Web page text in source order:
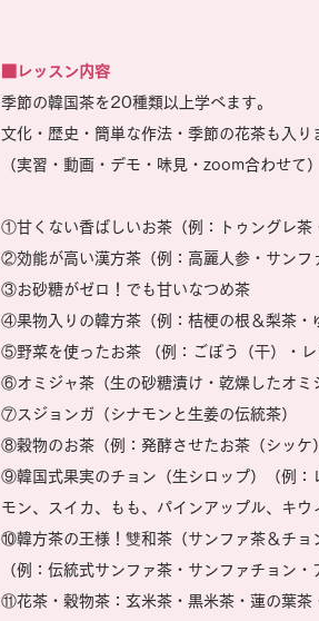
■レッスン内容
季節の韓国茶を20種類以上学べます。
文化・歴史・簡単な作法・季節の花茶も入り
（実習・動画・デモ・味見・zoom合わせて）
①甘くない香ばしいお茶（例：トゥングレ茶
②効能が高い漢方茶（例：高麗人参・サンフ
③お砂糖がゼロ！でも甘いなつめ茶
④果物入りの韓方茶（例：桔梗の根＆梨茶・
⑤野菜を使ったお茶 （例：ごぼう（干）・レ
⑥オミジャ茶（生の砂糖漬け・乾燥したオミ
⑦スジョンガ（シナモンと生姜の伝統茶）
⑧穀物のお茶（例：発酵させたお茶（シッケ
⑨韓国式果実のチョン（生シロップ）（例：
モン、スイカ、もも、パインアップル、キウ
⑩韓方茶の王様！雙和茶（サンファ茶＆チョ
（例：伝統式サンファ茶・サンファチョン
⑪花茶・穀物茶：玄米茶・黒米茶・蓮の葉茶